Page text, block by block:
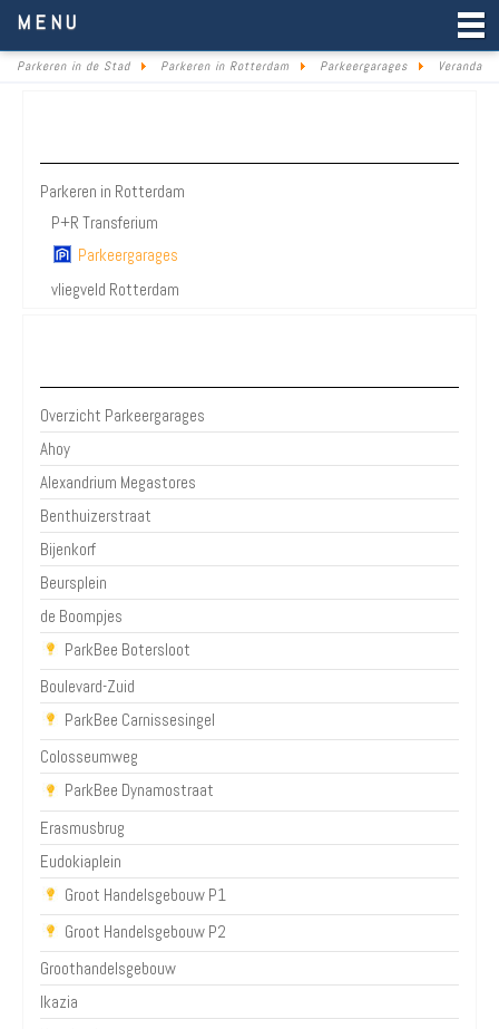
MENU
Parkeren in de Stad Parkeren in Rotterdam Parkeergarages Veranda
Parkeren in Rotterdam
P+R Transferium
Parkeergarages
vliegveld Rotterdam
Overzicht Parkeergarages
Ahoy
Alexandrium Megastores
Benthuizerstraat
Bijenkorf
Beursplein
de Boompjes
ParkBee Botersloot
Boulevard-Zuid
ParkBee Carnissesingel
Colosseumweg
ParkBee Dynamostraat
Erasmusbrug
Eudokiaplein
Groot Handelsgebouw P1
Groot Handelsgebouw P2
Groothandelsgebouw
Ikazia